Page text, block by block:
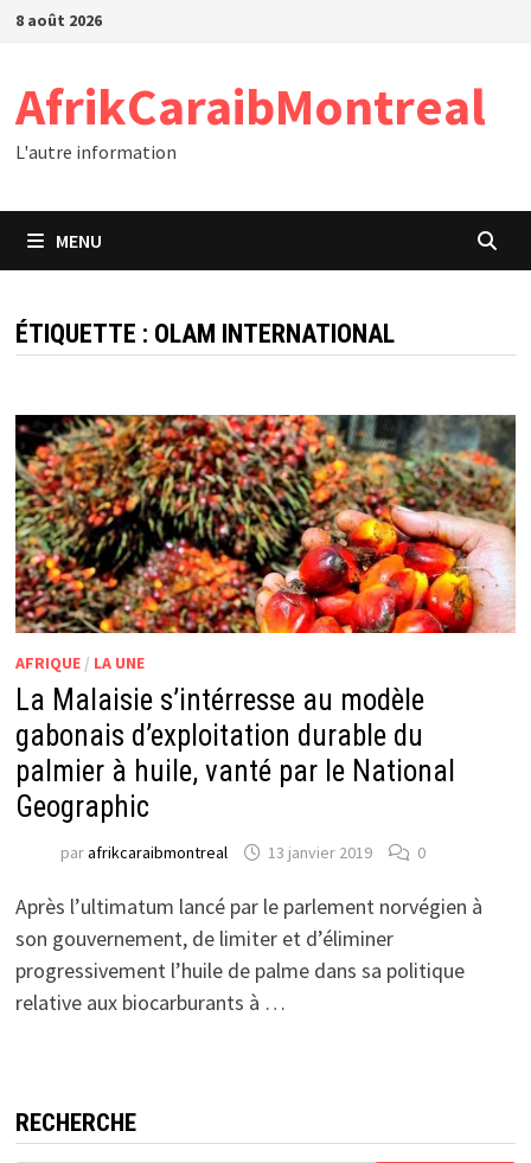
Passer
8 août 2026
AfrikCaraibMontreal
L'autre information
MENU
ÉTIQUETTE : OLAM INTERNATIONAL
AFRIQUE/ LA UNE
La Malaisie s’intérresse au modèle
gabonais d’exploitation durable du
palmier à huile, vanté par le National
Geographic
parafrikcaraibmontreal 13 janvier 2019 0
Après l’ultimatum lancé par le parlement norvégien à
son gouvernement, de limiter et d’éliminer
progressivement l’huile de palme dans sa politique
relative aux biocarburants à …
RECHERCHE